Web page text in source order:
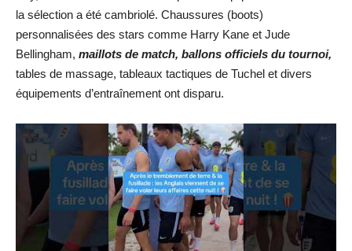
la sélection a été cambriolé. Chaussures (boots)
personnalisées des stars comme Harry Kane et Jude
Bellingham, maillots de match, ballons officiels du tournoi,
tables de massage, tableaux tactiques de Tuchel et divers
équipements d’entraînement ont disparu.